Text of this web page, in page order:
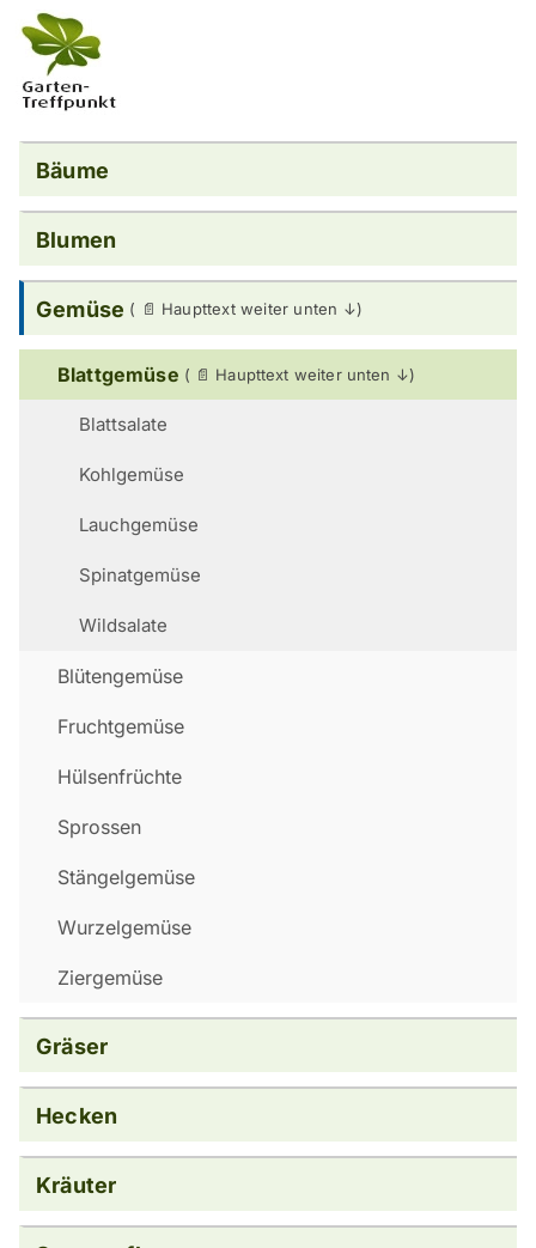
Bäume
Blumen
Gemüse
Blattgemüse
Blattsalate
Kohlgemüse
Lauchgemüse
Spinatgemüse
Wildsalate
Blütengemüse
Fruchtgemüse
Hülsenfrüchte
Sprossen
Stängelgemüse
Wurzelgemüse
Ziergemüse
Gräser
Hecken
Kräuter